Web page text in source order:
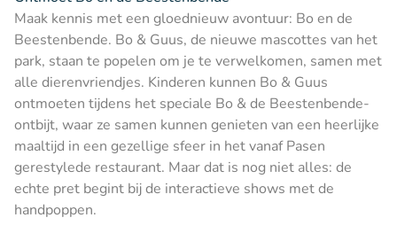
Maak kennis met een gloednieuw avontuur: Bo en de
Beestenbende. Bo & Guus, de nieuwe mascottes van het
park, staan te popelen om je te verwelkomen, samen met
alle dierenvriendjes. Kinderen kunnen Bo & Guus
ontmoeten tijdens het speciale Bo & de Beestenbende-
ontbijt, waar ze samen kunnen genieten van een heerlijke
maaltijd in een gezellige sfeer in het vanaf Pasen
gerestylede restaurant. Maar dat is nog niet alles: de
echte pret begint bij de interactieve shows met de
handpoppen.